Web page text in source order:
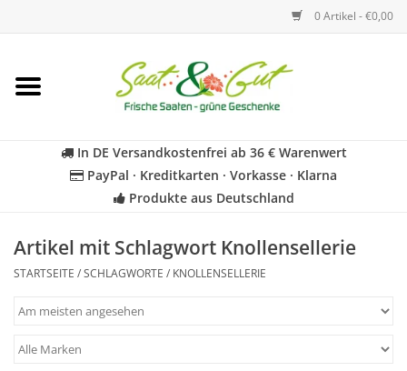
0 Artikel - €0,00
Startseite
Kräuter
Für Kinder
In DE Versandkostenfrei ab 36 € Warenwert
PayPal · Kreditkarten · Vorkasse · Klarna
Produkte aus Deutschland
Artikel mit Schlagwort Knollensellerie
STARTSEITE /SCHLAGWORTE / KNOLLENSELLERIE